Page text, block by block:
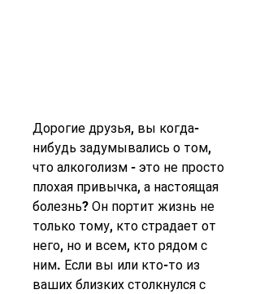
Дорогие друзья, вы когда-
нибудь задумывались о том,
что алкоголизм - это не просто
плохая привычка, а настоящая
болезнь? Он портит жизнь не
только тому, кто страдает от
него, но и всем, кто рядом с
ним. Если вы или кто-то из
ваших близких столкнулся с